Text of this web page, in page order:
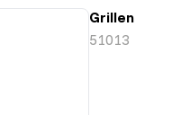
Grillen
51013